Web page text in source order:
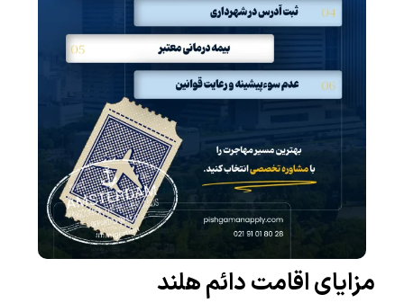
مزایای اقامت دائم هلند